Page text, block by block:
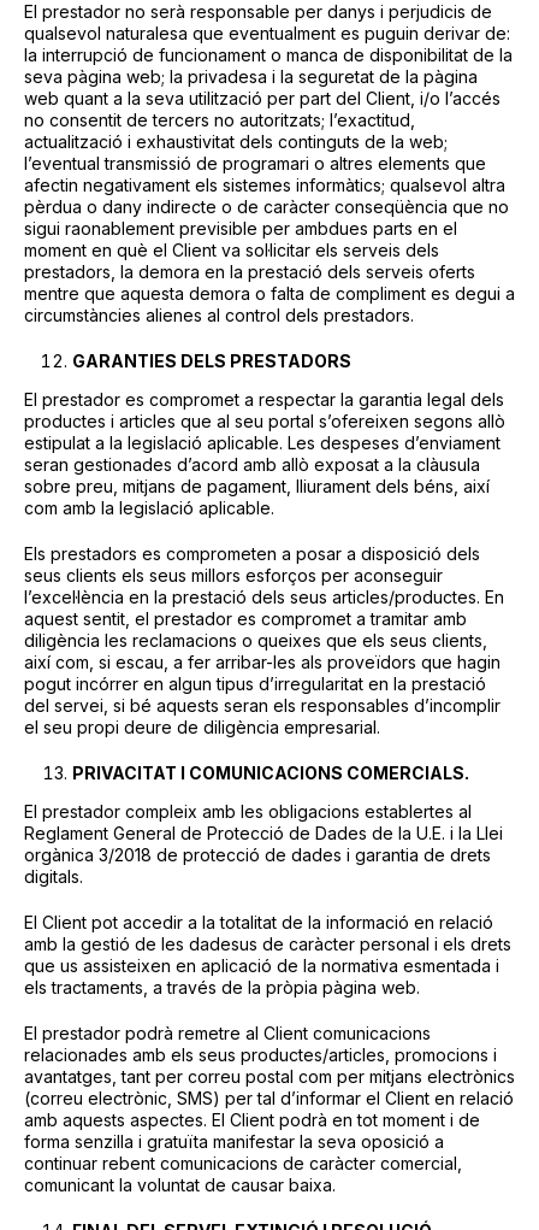
El prestador no serà responsable per danys i perjudicis de
qualsevol naturalesa que eventualment es puguin derivar de:
la interrupció de funcionament o manca de disponibilitat de la
seva pàgina web; la privadesa i la seguretat de la pàgina
web quant a la seva utilització per part del Client, i/o l’accés
no consentit de tercers no autoritzats; l’exactitud,
actualització i exhaustivitat dels continguts de la web;
l’eventual transmissió de programari o altres elements que
afectin negativament els sistemes informàtics; qualsevol altra
pèrdua o dany indirecte o de caràcter conseqüència que no
sigui raonablement previsible per ambdues parts en el
moment en què el Client va sol·licitar els serveis dels
prestadors, la demora en la prestació dels serveis oferts
mentre que aquesta demora o falta de compliment es degui a
circumstàncies alienes al control dels prestadors.
GARANTIES DELS PRESTADORS
El prestador es compromet a respectar la garantia legal dels
productes i articles que al seu portal s’ofereixen segons allò
estipulat a la legislació aplicable. Les despeses d’enviament
seran gestionades d’acord amb allò exposat a la clàusula
sobre preu, mitjans de pagament, lliurament dels béns, així
com amb la legislació aplicable.
Els prestadors es comprometen a posar a disposició dels
seus clients els seus millors esforços per aconseguir
l’excel·lència en la prestació dels seus articles/productes. En
aquest sentit, el prestador es compromet a tramitar amb
diligència les reclamacions o queixes que els seus clients,
així com, si escau, a fer arribar-les als proveïdors que hagin
pogut incórrer en algun tipus d’irregularitat en la prestació
del servei, si bé aquests seran els responsables d’incomplir
el seu propi deure de diligència empresarial.
PRIVACITAT I COMUNICACIONS COMERCIALS.
El prestador compleix amb les obligacions establertes al
Reglament General de Protecció de Dades de la U.E. i la Llei
orgànica 3/2018 de protecció de dades i garantia de drets
digitals.
El Client pot accedir a la totalitat de la informació en relació
amb la gestió de les dadesus de caràcter personal i els drets
que us assisteixen en aplicació de la normativa esmentada i
els tractaments, a través de la pròpia pàgina web.
El prestador podrà remetre al Client comunicacions
relacionades amb els seus productes/articles, promocions i
avantatges, tant per correu postal com per mitjans electrònics
(correu electrònic, SMS) per tal d’informar el Client en relació
amb aquests aspectes. El Client podrà en tot moment i de
forma senzilla i gratuïta manifestar la seva oposició a
continuar rebent comunicacions de caràcter comercial,
comunicant la voluntat de causar baixa.